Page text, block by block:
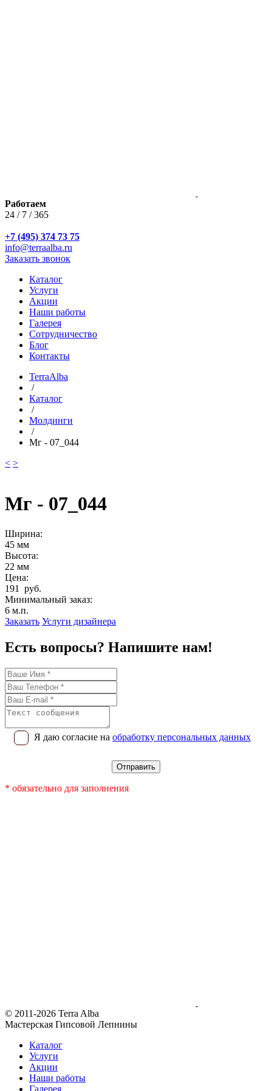
Работаем
24 / 7 / 365
+7 (495) 374 73 75
info@terraalba.ru
Заказать звонок
Каталог
Услуги
Акции
Наши работы
Галерея
Сотрудничество
Блог
Контакты
TerraAlba
/
Каталог
/
Молдинги
/
Мг - 07_044
< >
Мг - 07_044
Ширина:
45 мм
Высота:
22 мм
Цена:
191 руб.
Минимальный заказ:
6 м.п.
Заказать Услуги дизайнера
Есть вопросы? Напишите нам!
Я даю согласие на обработку персональных данных
* обязательно для заполнения
© 2011-2026 Terra Alba
Мастерская Гипсовой Лепнины
Каталог
Услуги
Акции
Наши работы
Галерея